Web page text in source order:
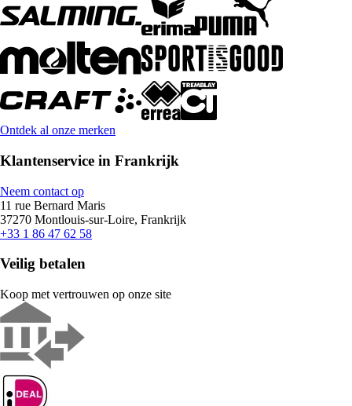
Ontdek al onze merken
Klantenservice in Frankrijk
Neem contact op
11 rue Bernard Maris
37270 Montlouis-sur-Loire, Frankrijk
+33 1 86 47 62 58
Veilig betalen
Koop met vertrouwen op onze site